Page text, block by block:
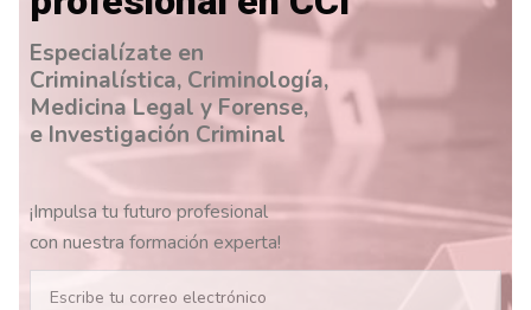
Especialízate en
Criminalística, Criminología,
Medicina Legal y Forense,
e Investigación Criminal
¡Impulsa tu futuro profesional
con nuestra formación experta!